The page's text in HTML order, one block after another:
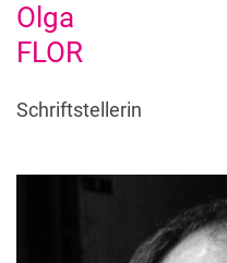
Olga
FLOR
Schriftstellerin